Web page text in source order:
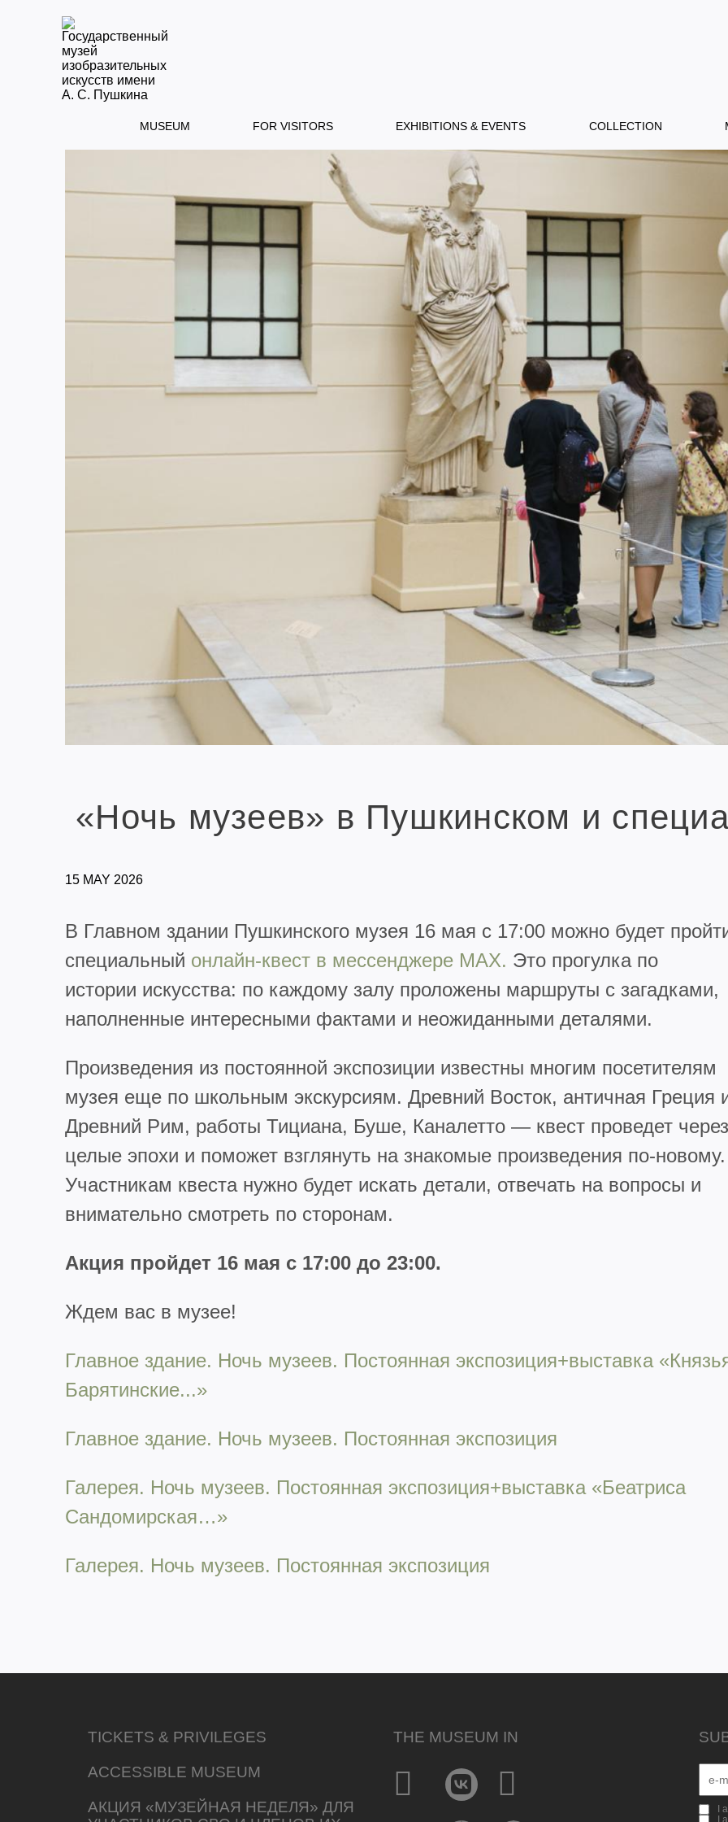
MUSEUM FOR VISITORS EXHIBITIONS & EVENTS COLLECTION
«Ночь музеев» в Пушкинском и
15 MAY 2026
В Главном здании Пушкинского музея 16 мая с 17:00 можно будет
специальный онлайн-квест в мессенджере MAX. Это прогулка по
истории искусства: по каждому залу проложены маршруты с загадками,
наполненные интересными фактами и неожиданными деталями.
Произведения из постоянной экспозиции известны многим посетителям
музея еще по школьным экскурсиям. Древний Восток, античная Греция
Древний Рим, работы Тициана, Буше, Каналетто — квест проведет через
целые эпохи и поможет взглянуть на знакомые произведения по-новому.
Участникам квеста нужно будет искать детали, отвечать на вопросы и
внимательно смотреть по сторонам.
Акция пройдет 16 мая с 17:00 до 23:00.
Ждем вас в музее!
Главное здание. Ночь музеев. Постоянная экспозиция+выставка
Барятинские...»
Главное здание. Ночь музеев. Постоянная экспозиция
Галерея. Ночь музеев. Постоянная экспозиция+выставка «Беатриса
Сандомирская…»
Галерея. Ночь музеев. Постоянная экспозиция
TICKETS & PRIVILEGES
ACCESSIBLE MUSEUM
АКЦИЯ «МУЗЕЙНАЯ НЕДЕЛЯ» ДЛЯ
THE MUSEUM IN
I
I